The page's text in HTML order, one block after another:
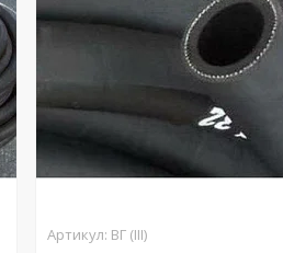
ВГ (III)